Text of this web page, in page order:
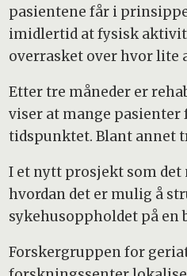
pasientene får i
imidlertid at fysisk
overrasket over hvor lite
Etter tre måneder er
viser at mange
tidspunktet. Blant annet
I et nytt prosjekt som
hvordan det er mulig å
sykehusoppholdet på en
Forskergruppen for